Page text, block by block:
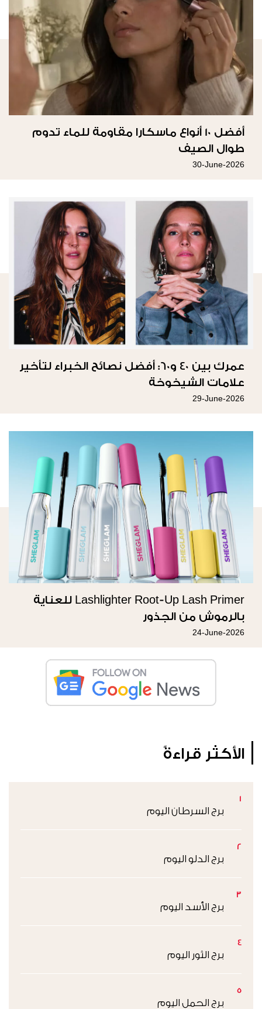
أفضل 10 أنواع ماسكارا مقاومة للماء تدوم
طوال الصيف
30-June-2026
عمرك بين 40 و60: أفضل نصائح الخبراء لتأخير
علامات الشيخوخة
29-June-2026
Lashlighter Root-Up Lash Primer للعناية
بالرموش من الجذور
24-June-2026
الأكثر قراءةً
1
برج السرطان اليوم
2
برج الدلو اليوم
3
برج الأسد اليوم
4
برج الثور اليوم
5
برج الحمل اليوم